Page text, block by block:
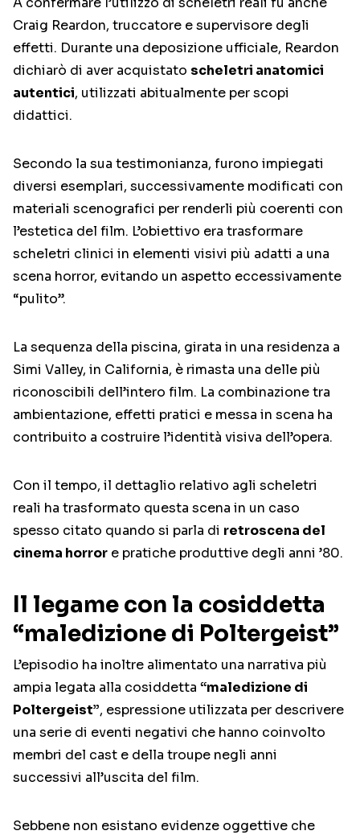
Craig Reardon, truccatore e supervisore degli
effetti. Durante una deposizione ufficiale, Reardon
dichiarò di aver acquistato scheletri anatomici
autentici, utilizzati abitualmente per scopi
didattici.
Secondo la sua testimonianza, furono impiegati
diversi esemplari, successivamente modificati con
materiali scenografici per renderli più coerenti con
l’estetica del film. L’obiettivo era trasformare
scheletri clinici in elementi visivi più adatti a una
scena horror, evitando un aspetto eccessivamente
“pulito”.
La sequenza della piscina, girata in una residenza a
Simi Valley, in California, è rimasta una delle più
riconoscibili dell’intero film. La combinazione tra
ambientazione, effetti pratici e messa in scena ha
contribuito a costruire l’identità visiva dell’opera.
Con il tempo, il dettaglio relativo agli scheletri
reali ha trasformato questa scena in un caso
spesso citato quando si parla di retroscena del
cinema horror e pratiche produttive degli anni ’80.
Il legame con la cosiddetta
“maledizione di Poltergeist”
L’episodio ha inoltre alimentato una narrativa più
ampia legata alla cosiddetta “maledizione di
Poltergeist”, espressione utilizzata per descrivere
una serie di eventi negativi che hanno coinvolto
membri del cast e della troupe negli anni
successivi all’uscita del film.
Sebbene non esistano evidenze oggettive che